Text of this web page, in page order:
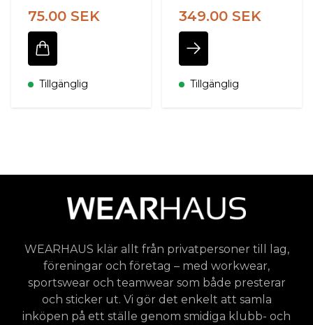
75.00 SEK
Tillgänglig
349.00 SEK
Tillgänglig
WEARHAUS klär allt från privatpersoner till lag,
föreningar och företag – med workwear,
sportswear och teamwear som både presterar
och sticker ut. Vi gör det enkelt att samla
inköpen på ett ställe genom smidiga klubb- och